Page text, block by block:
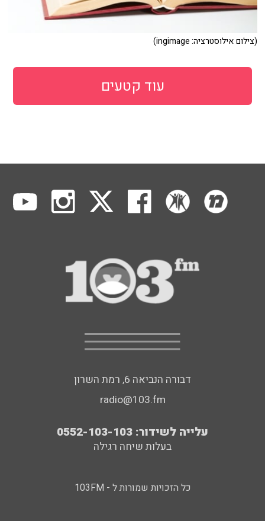
(צילום אילוסטרציה: ingimage)
עוד קטעים
דבורה הנביאה 6, רמת השרון
radio@103.fm
עלייה לשידור: 0552-103-103
בעלות שיחה רגילה
כל הזכויות שמורות ל - 103FM